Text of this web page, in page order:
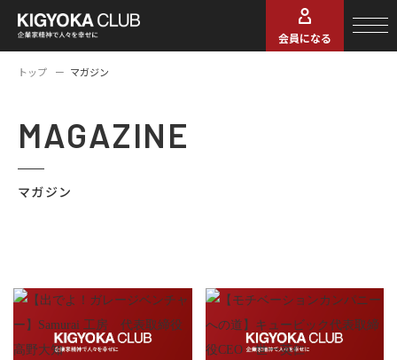
会員になる
トップ マガジン
MAGAZINE
マガジン